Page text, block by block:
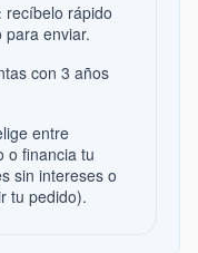
recíbelo rápido
para enviar.
con 3 años
entre
o financia tu
sin intereses o
tu pedido).